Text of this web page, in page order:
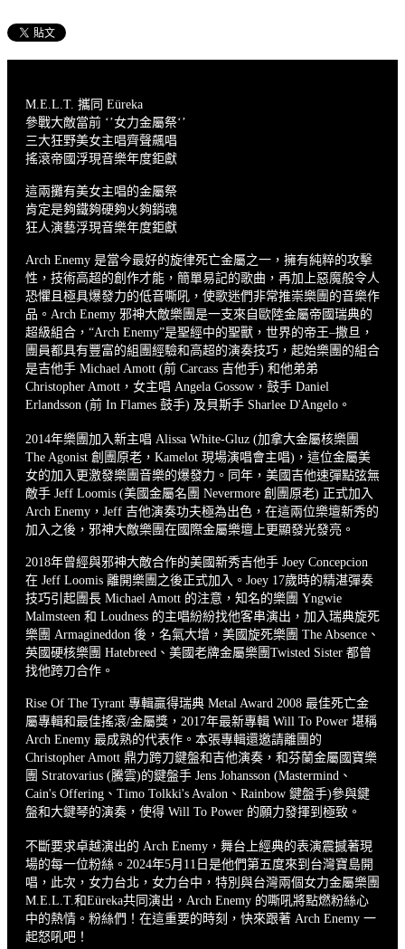
M.E.L.T. 攜同 Eüreka
參戰大敵當前 ‘’女力金屬祭‘’
三大狂野美女主唱齊聲飆唱
搖滾帝國浮現音樂年度鉅獻
這兩攤有美女主唱的金屬祭
肯定是夠鐵夠硬夠火夠銷魂
狂人演藝浮現音樂年度鉅獻
Arch Enemy 是當今最好的旋律死亡金屬之一，擁有純粹的攻擊
性，技術高超的創作才能，簡單易記的歌曲，再加上惡魔般令人
恐懼且極具爆發力的低音嘶吼，使歌迷們非常推崇樂團的音樂作
品。Arch Enemy 邪神大敵樂團是一支來自歐陸金屬帝國瑞典的
超級組合，“Arch Enemy”是聖經中的聖獸，世界的帝王–撒旦，
團員都具有豐富的組團經驗和高超的演奏技巧，起始樂團的組合
是吉他手 Michael Amott (前 Carcass 吉他手) 和他弟弟
Christopher Amott，女主唱 Angela Gossow，鼓手 Daniel
Erlandsson (前 In Flames 鼓手) 及貝斯手 Sharlee D'Angelo。
2014年樂團加入新主唱 Alissa White-Gluz (加拿大金屬核樂團
The Agonist 創團原老，Kamelot 現場演唱會主唱)，這位金屬美
女的加入更激發樂團音樂的爆發力。同年，美國吉他速彈點弦無
敵手 Jeff Loomis (美國金屬名團 Nevermore 創團原老) 正式加入
Arch Enemy，Jeff 吉他演奏功夫極為出色，在這兩位樂壇新秀的
加入之後，邪神大敵樂團在國際金屬樂壇上更顯發光發亮。
2018年曾經與邪神大敵合作的美國新秀吉他手 Joey Concepcion
在 Jeff Loomis 離開樂團之後正式加入。Joey 17歲時的精湛彈奏
技巧引起團長 Michael Amott 的注意，知名的樂團 Yngwie
Malmsteen 和 Loudness 的主唱紛紛找他客串演出，加入瑞典旋死
樂團 Armagineddon 後，名氣大增，美國旋死樂團 The Absence、
英國硬核樂團 Hatebreed、美國老牌金屬樂團Twisted Sister 都曾
找他跨刀合作。
Rise Of The Tyrant 專輯贏得瑞典 Metal Award 2008 最佳死亡金
屬專輯和最佳搖滾/金屬獎，2017年最新專輯 Will To Power 堪稱
Arch Enemy 最成熟的代表作。本張專輯還邀請離團的
Christopher Amott 鼎力跨刀鍵盤和吉他演奏，和芬蘭金屬國寶樂
團 Stratovarius (騰雲)的鍵盤手 Jens Johansson (Mastermind、
Cain's Offering、Timo Tolkki's Avalon、Rainbow 鍵盤手)參與鍵
盤和大鍵琴的演奏，使得 Will To Power 的願力發揮到極致。
不斷要求卓越演出的 Arch Enemy，舞台上經典的表演震撼著現
場的每一位粉絲。2024年5月11日是他們第五度來到台灣寶島開
唱，此次，女力台北，女力台中，特別與台灣兩個女力金屬樂團
M.E.L.T.和Eüreka共同演出，Arch Enemy 的嘶吼將點燃粉絲心
中的熱情。粉絲們！在這重要的時刻，快來跟著 Arch Enemy 一
起怒吼吧！